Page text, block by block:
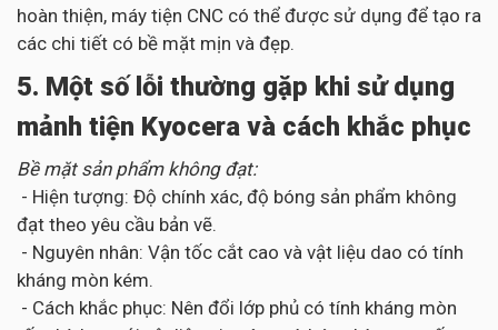
hoàn thiện, máy tiện CNC có thể được sử dụng để tạo ra
các chi tiết có bề mặt mịn và đẹp.
5. Một số lỗi thường gặp khi sử dụng
mảnh tiện Kyocera và cách khắc phục
Bề mặt sản phẩm không đạt:
- Hiện tượng: Độ chính xác, độ bóng sản phẩm không
đạt theo yêu cầu bản vẽ.
- Nguyên nhân: Vận tốc cắt cao và vật liệu dao có tính
kháng mòn kém.
- Cách khắc phục: Nên đổi lớp phủ có tính kháng mòn